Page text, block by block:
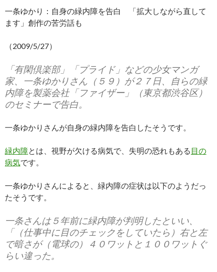
一条ゆかり：自身の緑内障を告白 「拡大しながら直して
ます」創作の苦労話も
（2009/5/27）
「有閑倶楽部」「プライド」などの少女マンガ
家、一条ゆかりさん（５９）が２７日、自らの緑
内障を製薬会社「ファイザー」（東京都渋谷区）
のセミナーで告白。
一条ゆかりさんが自身の緑内障を告白したそうです。
緑内障とは、視野が欠ける病気で、失明の恐れもある 目の
病気です。
一条ゆかりさんによると、緑内障の症状は以下のようだっ
たそうです。
一条さんは５年前に緑内障が判明したといい、
「（仕事中に目のチェックをしていたら）右と左
で暗さが（電球の）４０ワットと１００ワットぐ
らい違った。